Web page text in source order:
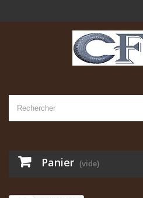
Panier (vide)